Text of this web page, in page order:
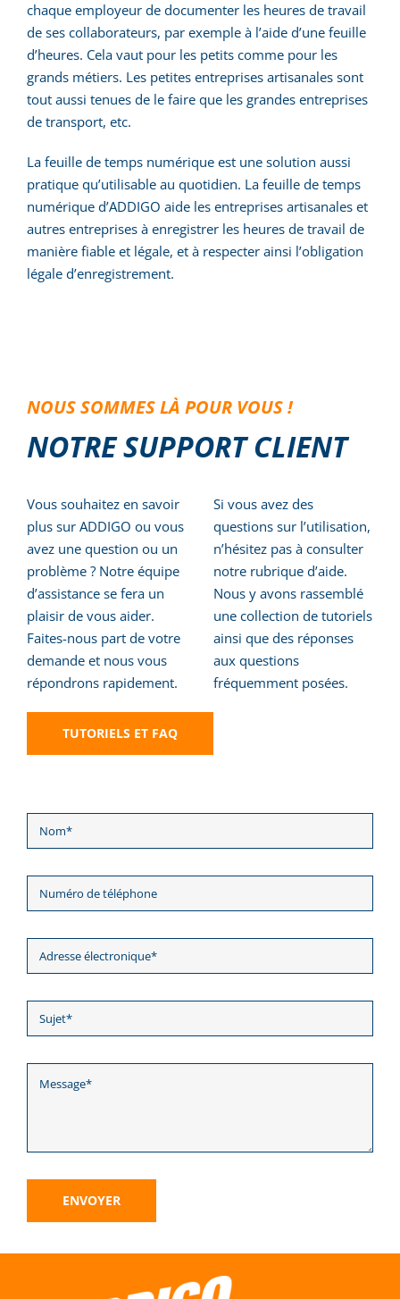
chaque employeur de documenter les heures de travail
de ses collaborateurs, par exemple à l’aide d’une feuille
d’heures. Cela vaut pour les petits comme pour les
grands métiers. Les petites entreprises artisanales sont
tout aussi tenues de le faire que les grandes entreprises
de transport, etc.
La feuille de temps numérique est une solution aussi
pratique qu’utilisable au quotidien. La feuille de temps
numérique d’ADDIGO aide les entreprises artisanales et
autres entreprises à enregistrer les heures de travail de
manière fiable et légale, et à respecter ainsi l’obligation
légale d’enregistrement.
NOUS SOMMES LÀ POUR VOUS !
NOTRE SUPPORT CLIENT
Vous souhaitez en savoir
plus sur ADDIGO ou vous
avez une question ou un
problème ? Notre équipe
d’assistance se fera un
plaisir de vous aider.
Faites-nous part de votre
demande et nous vous
répondrons rapidement.
Si vous avez des
questions sur l’utilisation,
n’hésitez pas à consulter
notre rubrique d’aide.
Nous y avons rassemblé
une collection de tutoriels
ainsi que des réponses
aux questions
fréquemment posées.
TUTORIELS ET FAQ
ENVOYER